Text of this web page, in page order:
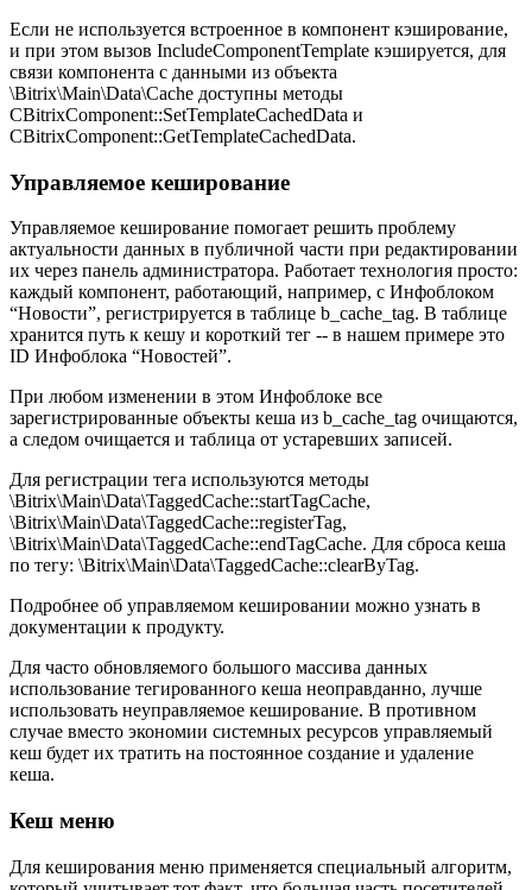
Если не используется встроенное в компонент кэширование,
и при этом вызов IncludeComponentTemplate кэшируется, для
связи компонента с данными из объекта
\Bitrix\Main\Data\Cache доступны методы
CBitrixComponent::SetTemplateCachedData и
CBitrixComponent::GetTemplateCachedData.
Управляемое кеширование
Управляемое кеширование помогает решить проблему
актуальности данных в публичной части при редактировании
их через панель администратора. Работает технология просто:
каждый компонент, работающий, например, с Инфоблоком
“Новости”, регистрируется в таблице b_cache_tag. В таблице
хранится путь к кешу и короткий тег -- в нашем примере это
ID Инфоблока “Новостей”.
При любом изменении в этом Инфоблоке все
зарегистрированные объекты кеша из b_cache_tag очищаются,
а следом очищается и таблица от устаревших записей.
Для регистрации тега используются методы
\Bitrix\Main\Data\TaggedCache::startTagCache,
\Bitrix\Main\Data\TaggedCache::registerTag,
\Bitrix\Main\Data\TaggedCache::endTagCache. Для сброса кеша
по тегу: \Bitrix\Main\Data\TaggedCache::clearByTag.
Подробнее об управляемом кешировании можно узнать в
документации к продукту.
Для часто обновляемого большого массива данных
использование тегированного кеша неоправданно, лучше
использовать неуправляемое кеширование. В противном
случае вместо экономии системных ресурсов управляемый
кеш будет их тратить на постоянное создание и удаление
кеша.
Кеш меню
Для кеширования меню применяется специальный алгоритм,